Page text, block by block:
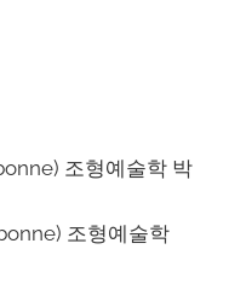
조형예술학 박
조형예술학